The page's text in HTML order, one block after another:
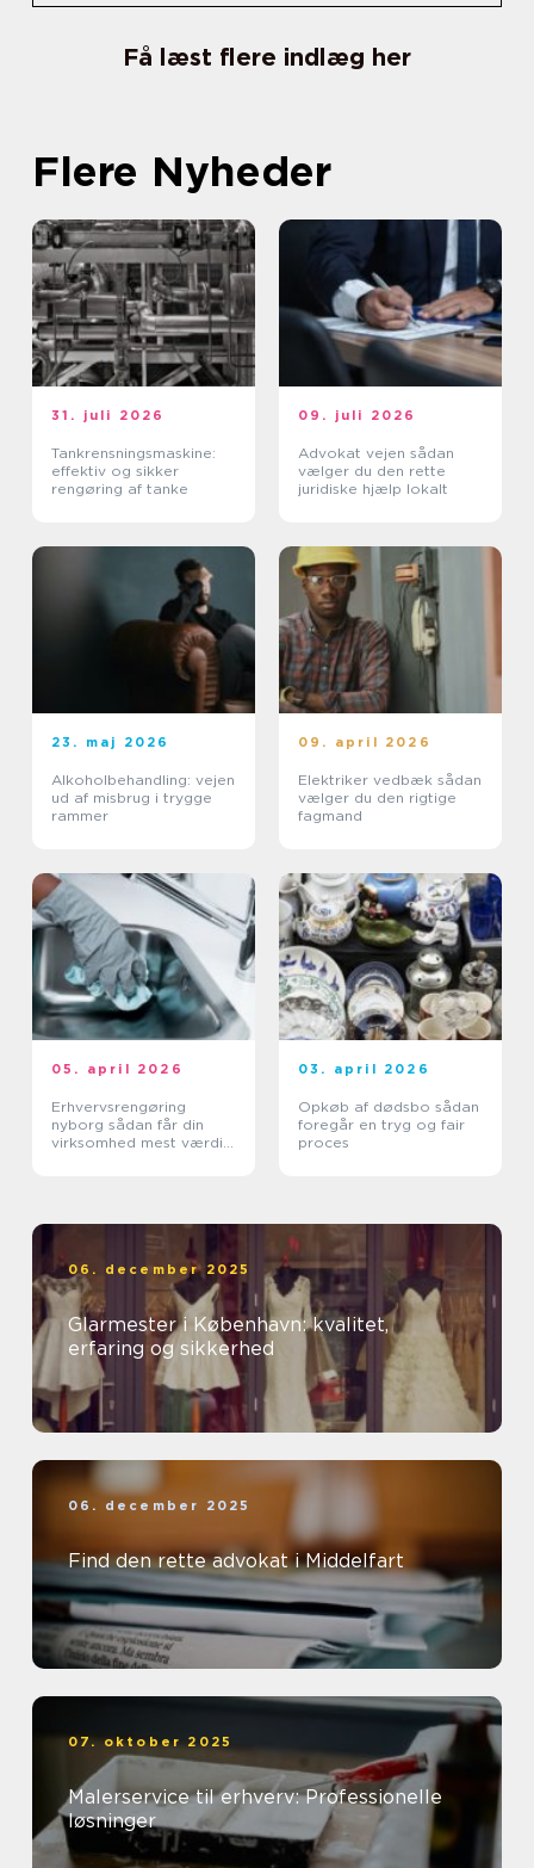
Få læst flere indlæg her
Flere Nyheder
31. juli 2026
Tankrensningsmaskine:
effektiv og sikker
rengøring af tanke
09. juli 2026
Advokat vejen sådan
vælger du den rette
juridiske hjælp lokalt
23. maj 2026
Alkoholbehandling: vejen
ud af misbrug i trygge
rammer
09. april 2026
Elektriker vedbæk sådan
vælger du den rigtige
fagmand
05. april 2026
Erhvervsrengøring
nyborg sådan får din
virksomhed mest værdi
03. april 2026
Opkøb af dødsbo sådan
foregår en tryg og fair
proces
06. december 2025
Glarmester i København: kvalitet,
erfaring og sikkerhed
06. december 2025
Find den rette advokat i Middelfart
07. oktober 2025
Malerservice til erhverv: Professionelle
løsninger